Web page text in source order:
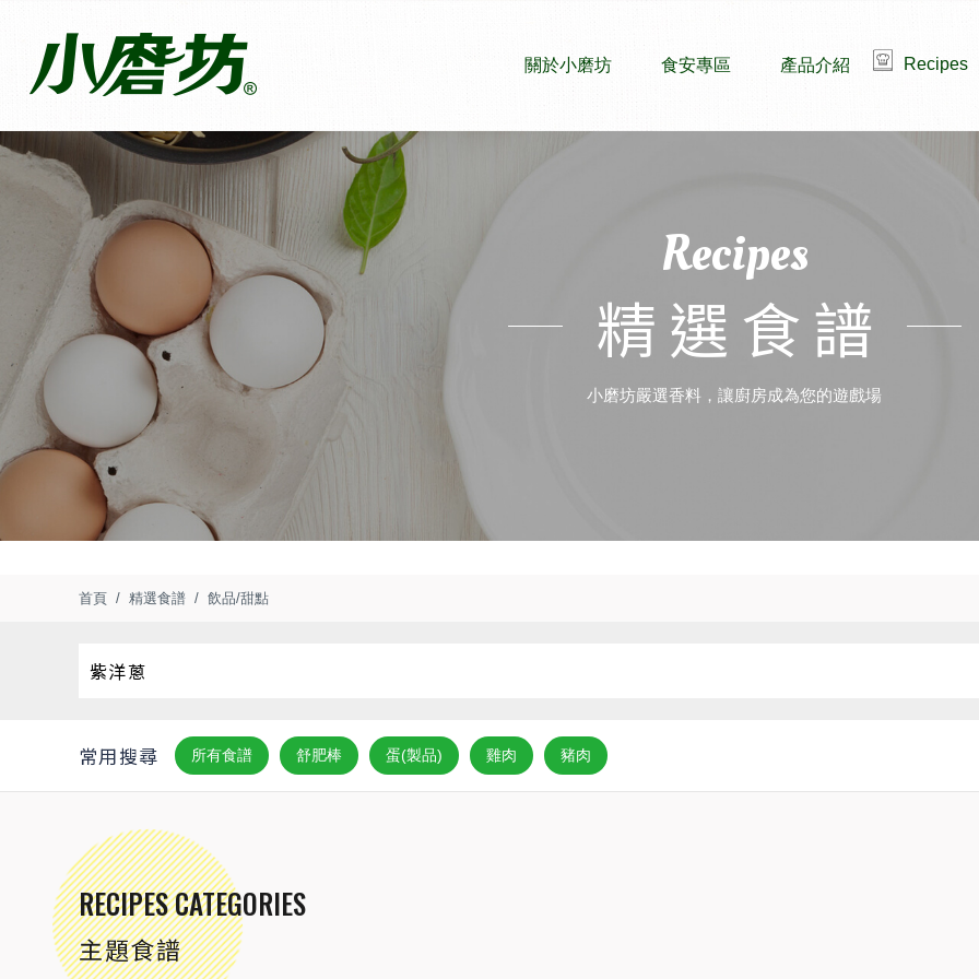
關於小磨坊 食安專區 產品介紹 Recipes
Recipes
精選食譜
小磨坊嚴選香料，讓廚房成為您的遊戲場
首頁 精選食譜 飲品/甜點
常用搜尋 所有食譜 舒肥棒 蛋(製品) 雞肉 豬肉
RECIPES CATEGORIES
主題食譜